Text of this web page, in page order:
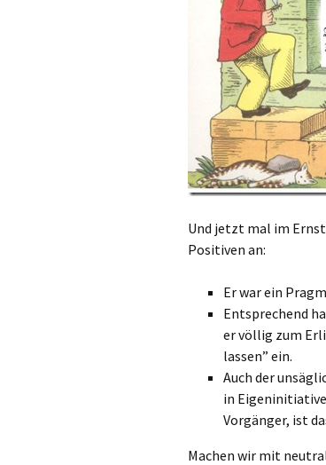
Und jetzt mal im
Positiven an:
Er war ein
Entsprechend
er völlig zum
lassen” ein.
Auch der
in
Vorgänger, ist
Machen wir mit